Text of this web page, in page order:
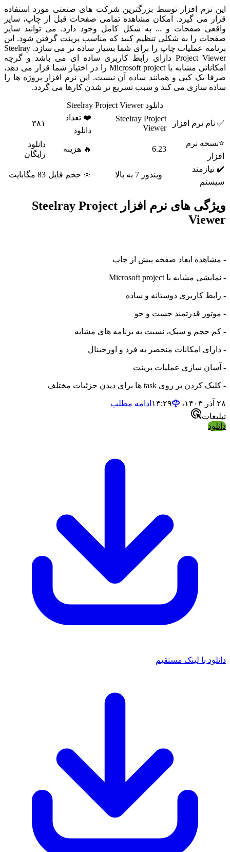
این نرم افزار توسط بزرگترین شرکت های صنعتی مورد استفاده
قرار می گیرد. امکان مشاهده تمامی صفحات قبل از چاپ، سایز
واقعی صفحات و ... به شکل کامل وجود دارد. می توانید سایز
صفحات را به شکلی تنظیم کنید که مناسب پرینت گرفتن شود. این
برنامه عملیات چاپ را برای شما بسیار ساده تر می سازد. Steelray
Project Viewer دارای رابط کاربری ساده ای می باشد و گرچه
امکاناتی مشابه با Microsoft project را در اختیار شما قرار می دهد،
صرفا یک کپی و همانند ساده آن نیست. این نرم افزار پروژه ها را
ساده سازی می کند و سبب تسریع تر شدن کارها می گردد.
دانلود Steelray Project Viewer
✅ نام نرم افزار
Steelray Project
Viewer
❤️ تعداد
دانلود
۳۸۱
⭐نسخه نرم
افزار
6.23 🔥 هزینه
دانلود
رایگان
✔️ نیازمند
سیستم
ویندوز 7 به بالا 🔆 حجم فایل 83 مگابایت
ویژگی های نرم افزار Steelray Project
Viewer
- مشاهده ابعاد صفحه پیش از چاپ
- نمایشی مشابه با Microsoft project
- رابط کاربری دوستانه و ساده
- موتور قدرتمند جست و جو
- کم حجم و سبک، نسبت به برنامه های مشابه
- دارای امکانات منحصر به فرد و اورجینال
- آسان سازی عملیات پرینت
- کلیک کردن بر روی task ها برای دیدن جزئیات مختلف
۲۸ آذر ۱۴۰۳،‏ ۱۳:۲۹
ادامه مطلب
تبلیغات
دانلود
دانلود با لینک مستقیم